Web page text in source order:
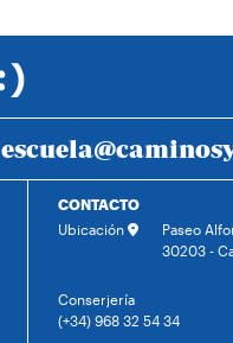
CONTACTO
Ubicación
Paseo
30203 -
Conserjería
(+34) 968 32 54 34